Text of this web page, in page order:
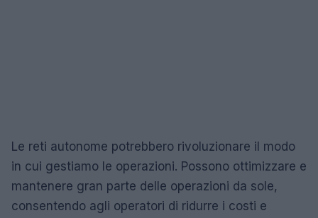
Le reti autonome potrebbero rivoluzionare il modo
in cui gestiamo le operazioni. Possono ottimizzare e
mantenere gran parte delle operazioni da sole,
consentendo agli operatori di ridurre i costi e